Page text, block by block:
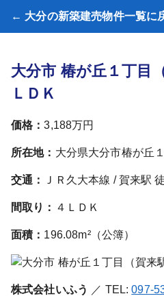
← 大分の新築建売物件一覧に
大分市 椿が丘１丁目
ＬＤＫ
価格：3,188万円
所在地： 大分県大分市椿が丘
交通： ＪＲ久大本線 / 賀来駅
間取り： ４ＬＤＫ
面積： 196.08m²（公簿）
株式会社いふう ／ TEL:097-